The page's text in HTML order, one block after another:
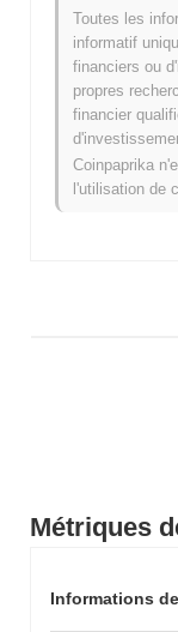
Métriques
Informations
Troll Inu Coin
son ATH .
Comment
au marché
Au cours des 7
surpassant le
Toutes les
informatif
financiers ou
propres
financier
Coinpaprika
l'utilisation de